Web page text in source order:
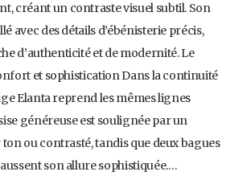
créant un contraste visuel subtil. Son
avec des détails d’ébénisterie précis,
d’authenticité et de modernité. Le
et sophistication Dans la continuité
Elanta reprend les mêmes lignes
généreuse est soulignée par un
ou contrasté, tandis que deux bagues
son allure sophistiquée.…